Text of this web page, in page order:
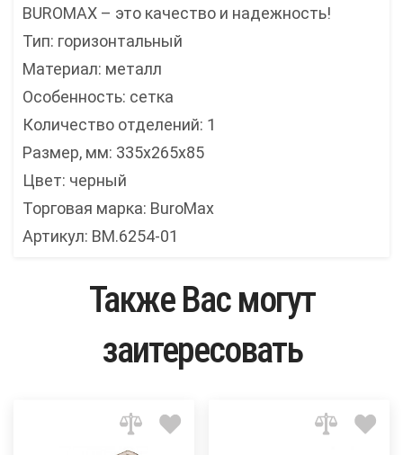
BUROMAX – это качество и надежность!
Тип: горизонтальный
Материал: металл
Особенность: сетка
Количество отделений: 1
Размер, мм: 335x265x85
Цвет: черный
Торговая марка: BuroMax
Артикул: ВМ.6254-01
Также Вас могут
заитересовать